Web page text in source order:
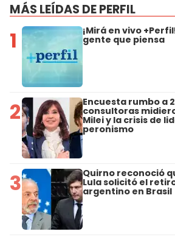
MÁS LEÍDAS DE PERFIL
1 ¡Mirá en vivo
gente que piensa
2 Encuesta rumbo a
consultoras
Milei y la crisis de
peronismo
3 Quirno reconoció
Lula solicitó el
argentino en Brasil